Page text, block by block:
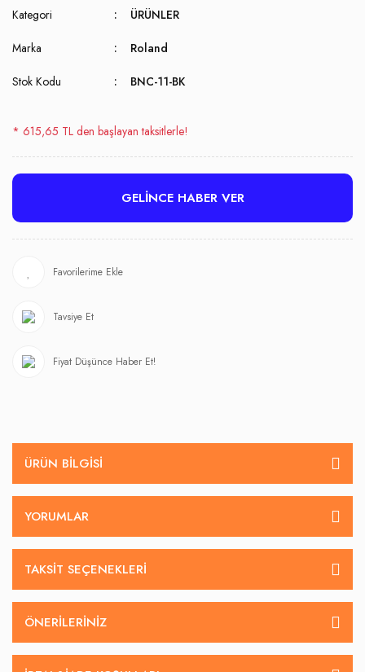
Kategori ÜRÜNLER
Marka Roland
Stok Kodu BNC-11-BK
* 615,65 TL den başlayan taksitlerle!
GELİNCE HABER VER
Tavsiye Et
Fiyat Düşünce Haber Et!
ÜRÜN BILGISI
YORUMLAR
TAKSIT SEÇENEKLERI
ÖNERILERINIZ